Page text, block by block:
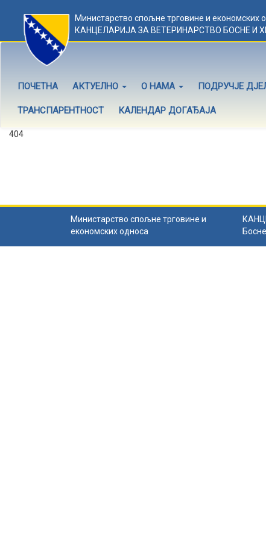
Министарство спољне трговине и економских
КАНЦЕЛАРИЈА ЗА ВЕТЕРИНАРСТВО БОСНЕ И
ПОЧЕТНА АКТУЕЛНО О НАМА ПОДРУЧЈЕ
ТРАНСПАРЕНТНОСТ КАЛЕНДАР ДОГАЂАЈА
404
Министарство спољне трговине и
економских односа